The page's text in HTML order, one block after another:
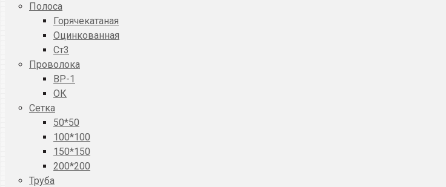
Полоса
Горячекатаная
Оцинкованная
Ст3
Проволока
ВР-1
ОК
Сетка
50*50
100*100
150*150
200*200
Труба